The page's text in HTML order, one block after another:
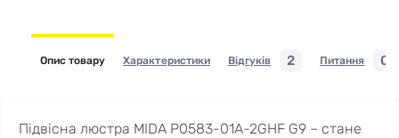
Опис товару Характеристики Відгуків 2 Питання 0
Підвісна люстра MIDA P0583-01A-2GHF G9 – стане